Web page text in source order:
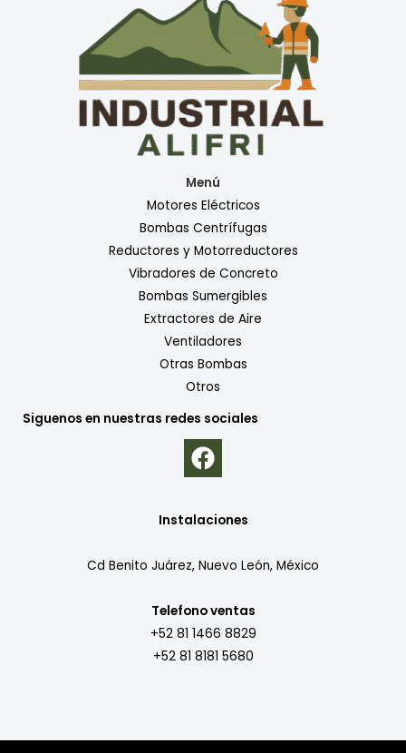
Menú
Motores Eléctricos
Bombas Centrífugas
Reductores y Motorreductores
Vibradores de Concreto
Bombas Sumergibles
Extractores de Aire
Ventiladores
Otras Bombas
Otros
Siguenos en nuestras redes sociales
Instalaciones
Cd Benito Juárez, Nuevo León, México
Telefono ventas
+52 81 1466 8829
+52 81 8181 5680